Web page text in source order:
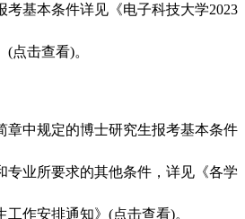
基本条件详见《电子科技大学2023
点击查看)。
中规定的博士研究生报考基本条件
专业所要求的其他条件，详见《各学
工作安排通知》(点击查看)。